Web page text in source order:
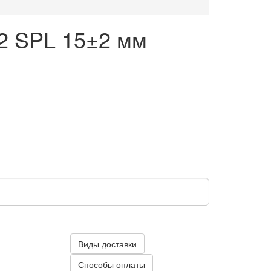
SPL 15±2 мм
Виды доставки
Способы оплаты